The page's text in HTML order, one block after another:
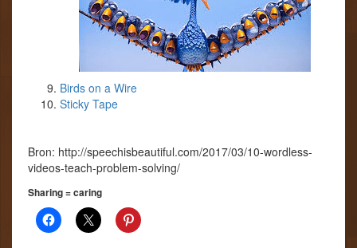
Birds on a Wire
Sticky Tape
Bron: http://speechisbeautiful.com/2017/03/10-wordless-
videos-teach-problem-solving/
Sharing = caring